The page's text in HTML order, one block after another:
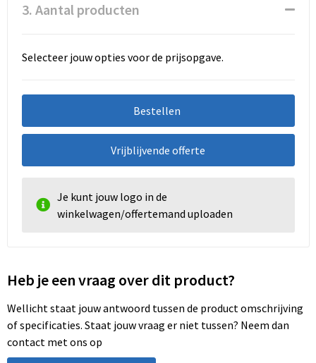
3. Aantal producten
Selecteer jouw opties voor de prijsopgave.
Bestellen
Vrijblijvende offerte
Je kunt jouw logo in de
winkelwagen/offertemand uploaden
Heb je een vraag over dit product?
Wellicht staat jouw antwoord tussen de product omschrijving
of specificaties. Staat jouw vraag er niet tussen? Neem dan
contact met ons op